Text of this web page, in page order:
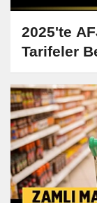
2025'te
Tarifeler